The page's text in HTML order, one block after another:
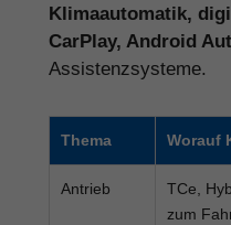
Klimaautomatik,
CarPlay, Android
Assistenzsysteme.
Thema Worauf
Antrieb
TCe,
zum